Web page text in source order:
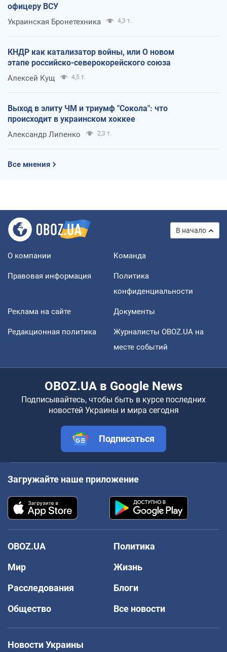
офицеру ВСУ
Украинская Бронетехника 4,3 т.
КНДР как катализатор войны, или О новом
этапе российско-северокорейского союза
Алексей Кущ 4,5 т.
Выход в элиту ЧМ и триумф "Сокола": что
происходит в украинском хоккее
Александр Липенко 2,3 т.
Все мнения
В начало
О компании Команда
Правовая информация
Политика
конфиденциальности
Реклама на сайте Документы
Редакционная политика
Журналисты OBOZ.UA на
месте событий
OBOZ.UA в Google News
Подписывайтесь, чтобы быть в курсе последних
новостей Украины и мира сегодня
Подписаться
Загружайте наше приложение
OBOZ.UA
Политика
Мир
Жизнь
Расследования
Блоги
Общество
Все новости
Новости Украины